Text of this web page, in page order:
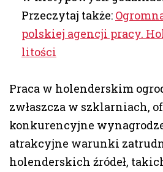
Przeczytaj także:
polskiej agencji pracy.
litości
Praca w holenderskim
zwłaszcza w szklarniach,
konkurencyjne
atrakcyjne warunki
holenderskich źródeł,